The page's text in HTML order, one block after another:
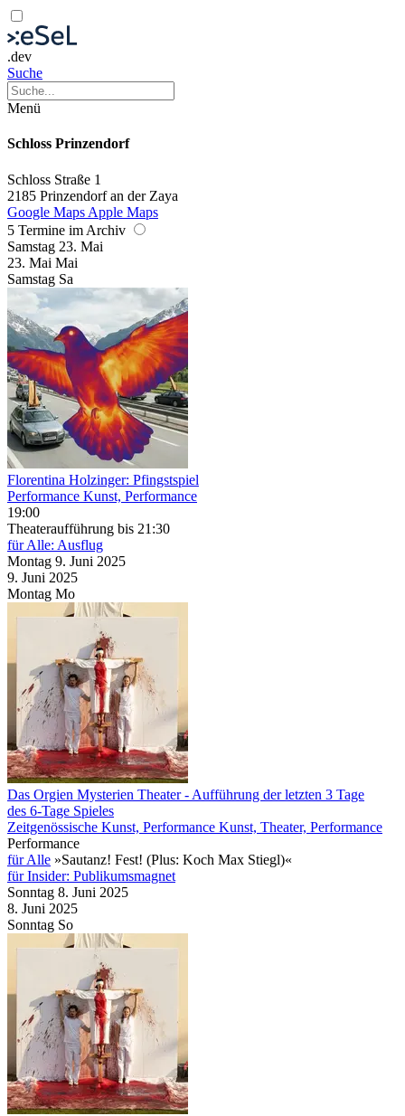
.dev
Suche
Menü
Schloss Prinzendorf
Schloss Straße 1
2185 Prinzendorf an der Zaya
Google Maps Apple Maps
5 Termine im Archiv
Samstag 23. Mai
23. Mai Mai
Samstag Sa
Florentina Holzinger: Pfingstspiel
Performance Kunst, Performance
19:00
Theateraufführung bis 21:30
für Alle: Ausflug
Montag 9. Juni 2025
9. Juni 2025
Montag Mo
Das Orgien Mysterien Theater- Aufführung der letzten 3 Tage
des 6-Tage Spieles
Zeitgenössische Kunst, Performance Kunst, Theater, Performance
Performance
für Alle »Sautanz! Fest! (Plus: Koch Max Stiegl)«
für Insider: Publikumsmagnet
Sonntag 8. Juni 2025
8. Juni 2025
Sonntag So